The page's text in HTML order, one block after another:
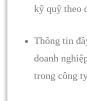
kỹ quỹ theo
Thông tin
doanh
trong công